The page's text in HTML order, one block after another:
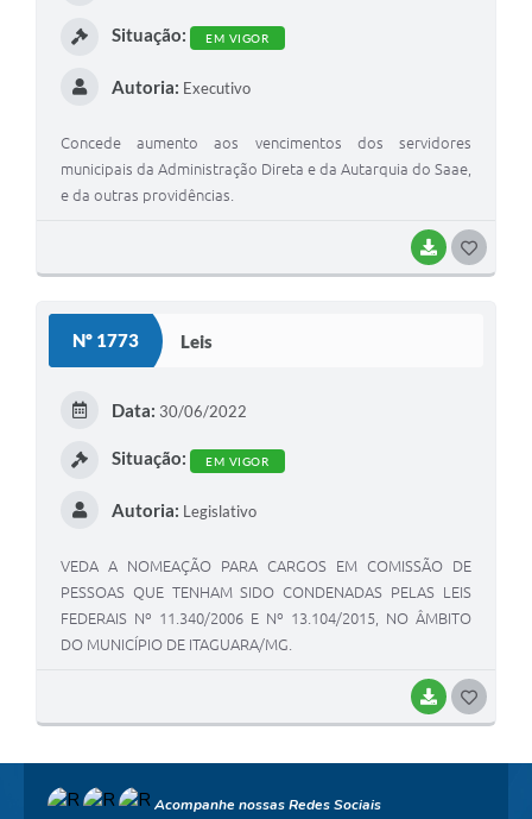
BAIXAR
Situação: EM VIGOR
Autoria: Executivo
Concede aumento aos vencimentos dos servidores
municipais da Administração Direta e da Autarquia do Saae,
e da outras providências.
Nº 1773 Leis
BAIXAR
Data: 30/06/2022
Situação: EM VIGOR
Autoria: Legislativo
VEDA A NOMEAÇÃO PARA CARGOS EM COMISSÃO DE
PESSOAS QUE TENHAM SIDO CONDENADAS PELAS LEIS
FEDERAIS Nº 11.340/2006 E Nº 13.104/2015, NO ÂMBITO
DO MUNICÍPIO DE ITAGUARA/MG.
Acompanhe nossas Redes Sociais